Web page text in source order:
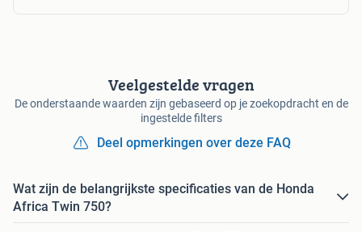
Veelgestelde vragen
De onderstaande waarden zijn gebaseerd op je zoekopdracht en de
ingestelde filters
Deel opmerkingen over deze FAQ
Wat zijn de belangrijkste specificaties van de Honda
Africa Twin 750?